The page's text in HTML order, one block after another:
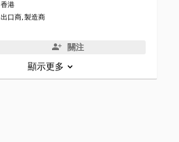
香港
出口商, 製造商
關注
顯示更多